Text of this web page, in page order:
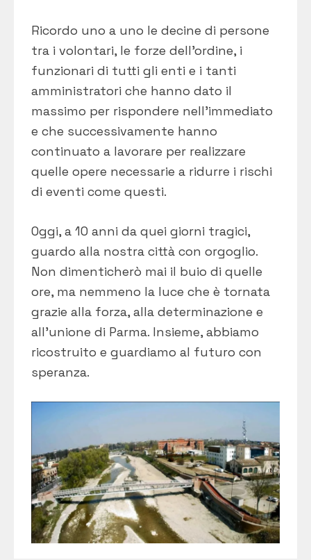
Ricordo uno a uno le decine di persone
tra i volontari, le forze dell’ordine, i
funzionari di tutti gli enti e i tanti
amministratori che hanno dato il
massimo per rispondere nell’immediato
e che successivamente hanno
continuato a lavorare per realizzare
quelle opere necessarie a ridurre i rischi
di eventi come questi.
Oggi, a 10 anni da quei giorni tragici,
guardo alla nostra città con orgoglio.
Non dimenticherò mai il buio di quelle
ore, ma nemmeno la luce che è tornata
grazie alla forza, alla determinazione e
all’unione di Parma. Insieme, abbiamo
ricostruito e guardiamo al futuro con
speranza.